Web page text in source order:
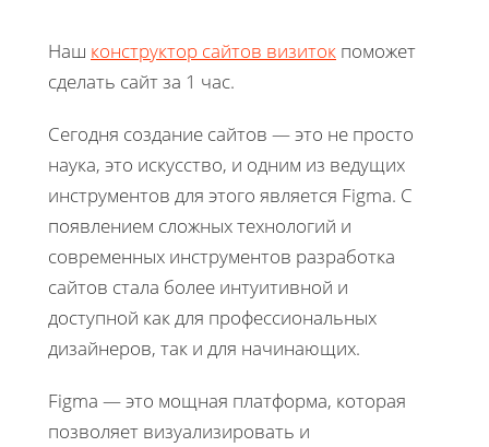
Наш конструктор сайтов визиток поможет
сделать сайт за 1 час.
Сегодня создание сайтов — это не просто
наука, это искусство, и одним из ведущих
инструментов для этого является Figma. С
появлением сложных технологий и
современных инструментов разработка
сайтов стала более интуитивной и
доступной как для профессиональных
дизайнеров, так и для начинающих.
Figma — это мощная платформа, которая
позволяет визуализировать и